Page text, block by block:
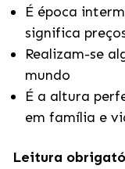
É época
significa
Realizam-se
mundo
É a altura
em família e
Leitura